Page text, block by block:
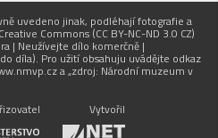
uvedeno jinak, podléhají fotografie a
Commons (CC BY-NC-ND 3.0 CZ)
| Neužívejte dílo komerčně |
díla). Pro užití obsahuju uvádějte odkaz
a „zdroj: Národní muzeum v
Vytvořil